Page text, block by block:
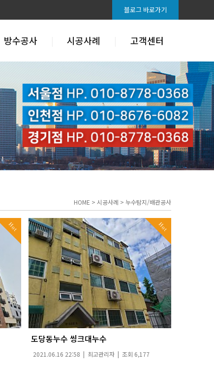
블로그 바로가기
방수공사 시공사례 고객센터
HOME > 시공사례 > 누수탐지/배관공사
Hot Hot
도당동누수 씽크대누수
2021.06.16 22:58 | 최고관리자| 조회 6,177